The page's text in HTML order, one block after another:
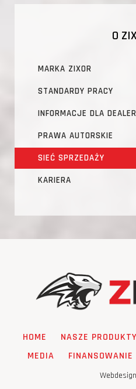
O
MARKA ZIXOR
STANDARDY PRACY
INFORMACJE DLA
PRAWA AUTORSKIE
SIEĆ SPRZEDAŻY
KARIERA
HOME NASZE PRODUKTY
MEDIA
FINANSOWANIE